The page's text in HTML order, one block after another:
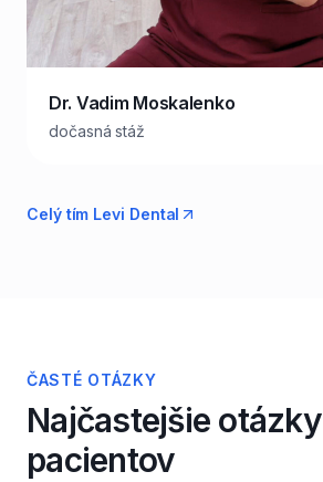
Dr. Vadim Moskalenko
dočasná stáž
Celý tím Levi Dental
ČASTÉ OTÁZKY
Najčastejšie otázky
pacientov